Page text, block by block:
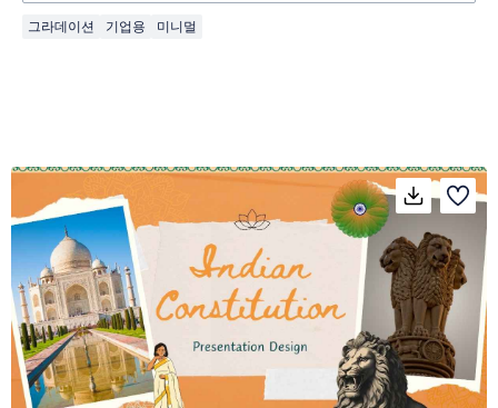
그라데이션 기업용 미니멀